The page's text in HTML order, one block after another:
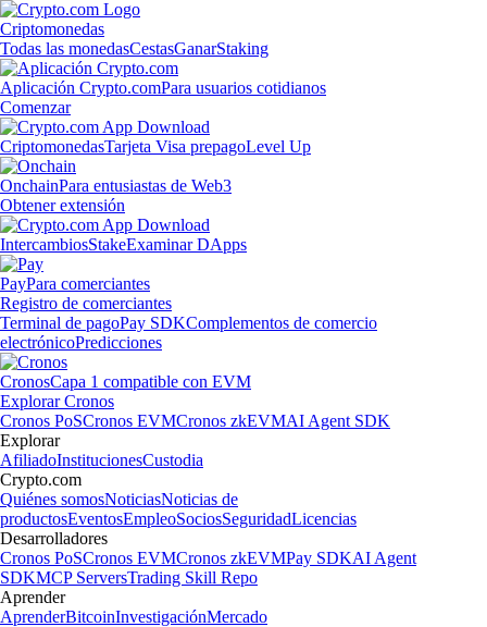
Criptomonedas
Todas las monedasCestasGanarStaking
Aplicación Crypto.comPara usuarios cotidianos
Comenzar
CriptomonedasTarjeta Visa prepagoLevel Up
OnchainPara entusiastas de Web3
Obtener extensión
IntercambiosStakeExaminar DApps
PayPara comerciantes
Registro de comerciantes
Terminal de pagoPay SDKComplementos de comercio
electrónicoPredicciones
CronosCapa 1 compatible con EVM
Explorar Cronos
Cronos PoSCronos EVMCronos zkEVMAI Agent SDK
Explorar
AfiliadoInstitucionesCustodia
Crypto.com
Quiénes somosNoticiasNoticias de
productosEventosEmpleoSociosSeguridadLicencias
Desarrolladores
Cronos PoSCronos EVMCronos zkEVMPay SDKAI Agent
SDKMCP ServersTrading Skill Repo
Aprender
AprenderBitcoinInvestigaciónMercado